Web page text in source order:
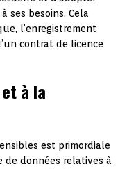
ses besoins. Cela
l’enregistrement
contrat de licence
à la
est primordiale
de données relatives à